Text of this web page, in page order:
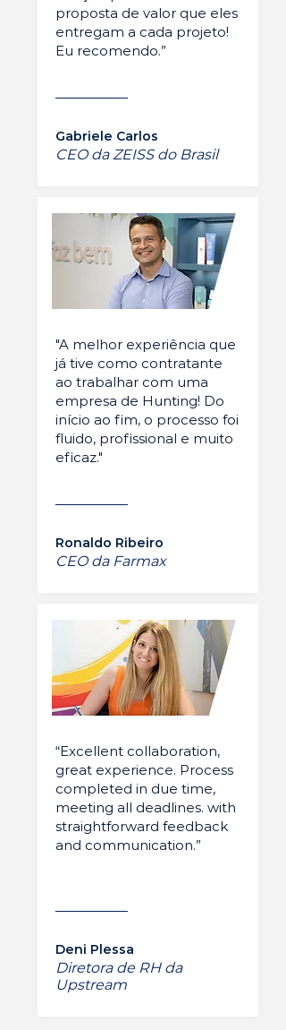
proposta de valor que eles
entregam a cada projeto!
Eu recomendo.”
Gabriele Carlos
CEO da ZEISS do Brasil
"A melhor experiência que
já tive como contratante
ao trabalhar com uma
empresa de Hunting! Do
início ao fim, o processo foi
fluido, profissional e muito
eficaz."
Ronaldo Ribeiro
CEO da Farmax
“Excellent collaboration,
great experience. Process
completed in due time,
meeting all deadlines. with
straightforward feedback
and communication.”
Deni Plessa
Diretora de RH da
Upstream